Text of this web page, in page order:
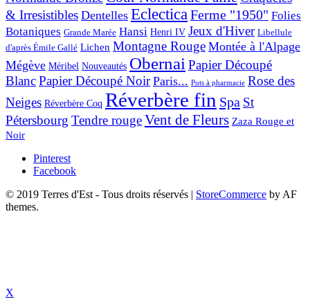
& Irresistibles Dentelles EclecticaFerme "1950" Folies
Botaniques Grande Marée Hansi Henri IV Jeux d'Hiver Libellule
d'après Émile Gallé Lichen Montagne Rouge Montée à l'Alpage
Mégève Méribel Nouveautés ObernaiPapier Découpé
BlancPapier Découpé Noir Paris... Pots à pharmacie Rose des
Neiges Réverbère Coq Réverbère fin Spa St
Pétersbourg Tendre rougeVent de Fleurs Zaza Rouge et
Noir
Pinterest
Facebook
© 2019 Terres d'Est - Tous droits réservés
StoreCommerce by AF
themes.
X